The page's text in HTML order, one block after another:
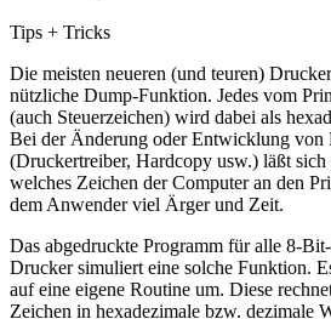
Tips + Tricks
Die meisten neueren (und teuren)
nützliche Dump-Funktion. Jedes vom
(auch Steuerzeichen) wird dabei als
Bei der Änderung oder Entwicklung von
(Druckertreiber, Hardcopy usw.) läßt
welches Zeichen der Computer an den
dem Anwender viel Ärger und Zeit.
Das abgedruckte Programm für alle 8-
Drucker simuliert eine solche Funktion.
auf eine eigene Routine um. Diese
Zeichen in hexadezimale bzw. dezimale